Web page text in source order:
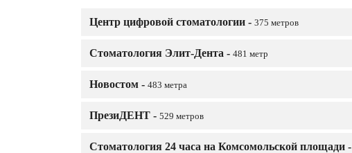
Центр цифровой стоматологии - 375 метров
Стоматология Элит-Дента - 481 метр
Новостом - 483 метра
ПрезиДЕНТ - 529 метров
Стоматология 24 часа на Комсомольской площади -